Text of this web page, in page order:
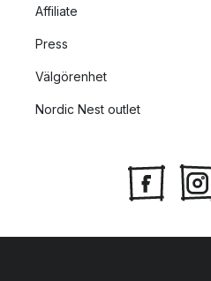
Affiliate
Press
Välgörenhet
Nordic Nest outlet